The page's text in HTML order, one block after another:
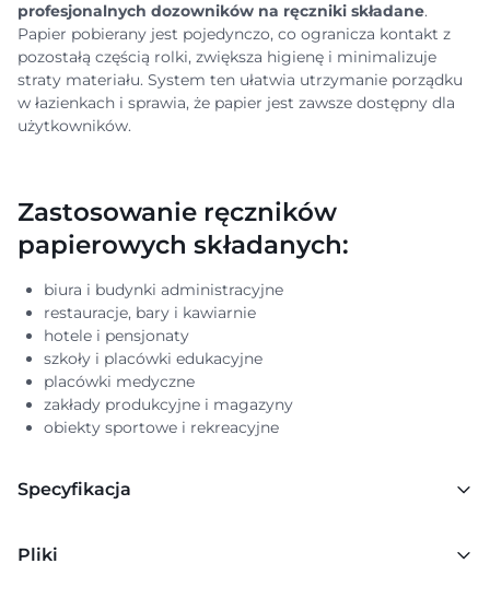
profesjonalnych dozowników na ręczniki składane.
Papier pobierany jest pojedynczo, co ogranicza kontakt z
pozostałą częścią rolki, zwiększa higienę i minimalizuje
straty materiału. System ten ułatwia utrzymanie porządku
w łazienkach i sprawia, że papier jest zawsze dostępny dla
użytkowników.
Zastosowanie ręczników
papierowych składanych:
biura i budynki administracyjne
restauracje, bary i kawiarnie
hotele i pensjonaty
szkoły i placówki edukacyjne
placówki medyczne
zakłady produkcyjne i magazyny
obiekty sportowe i rekreacyjne
Specyfikacja
Pliki